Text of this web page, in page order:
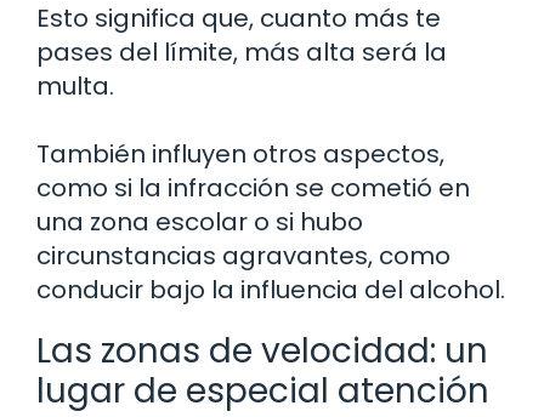
Esto significa que, cuanto más te
pases del límite, más alta será la
multa.
También influyen otros aspectos,
como si la infracción se cometió en
una zona escolar o si hubo
circunstancias agravantes, como
conducir bajo la influencia del alcohol.
Las zonas de velocidad: un
lugar de especial atención